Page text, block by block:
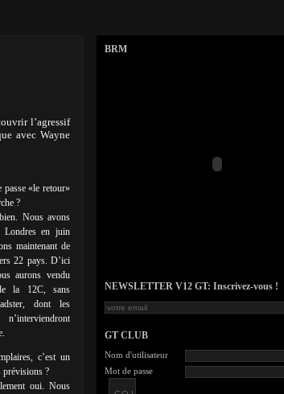
l’agressif
avec Wayne
«le retour»
?
Nous avons
Londres en juin
maintenant de
22 pays. D’ici
aurons vendu
la 12C, sans
dont les
c’est un
prévisions ?
oui. Nous
BRM
NEWSLETTER V12 GT: Inscrivez-vous !
GT CLUB
Nom d'utilisateur
Mot de passe